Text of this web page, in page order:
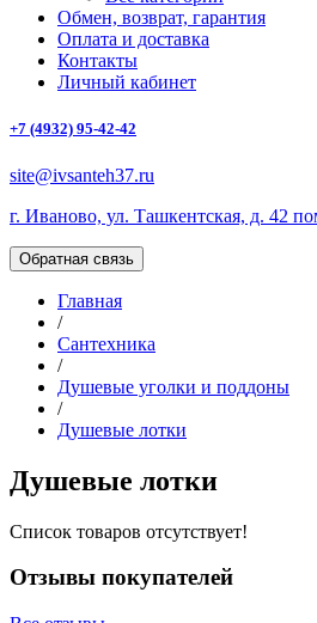
Обмен, возврат, гарантия
Оплата и доставка
Контакты
Личный кабинет
+7 (4932) 95-42-42
site@ivsanteh37.ru
г. Иваново, ул. Ташкентская, д. 42
Обратная связь
Главная
/
Сантехника
/
Душевые уголки и поддоны
/
Душевые лотки
Душевые лотки
Список товаров отсутствует!
Отзывы покупателей